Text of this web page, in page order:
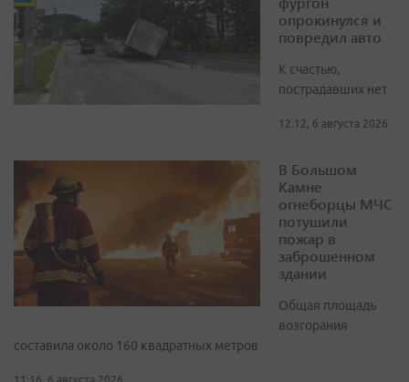
опрокинулся и
повредил авто
К счастью,
пострадавших нет
12:12, 6 августа 2026
В Большом
Камне
огнеборцы МЧС
потушили
пожар в
заброшенном
здании
Общая площадь
возгорания
составила около 160 квадратных метров